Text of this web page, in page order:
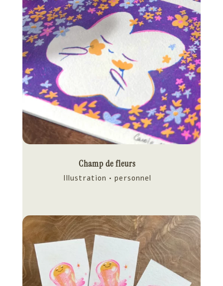
Champ de fleurs
Illustration • personnel